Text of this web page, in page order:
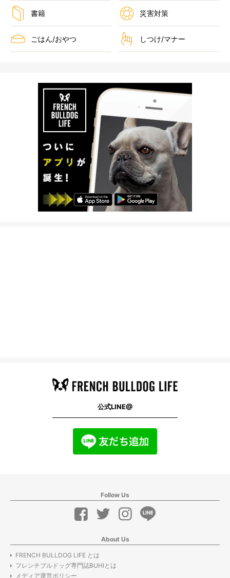
書籍 災害対策
ごはん/おやつ しつけ/マナー
公式LINE@
Follow Us
About Us
FRENCH BULLDOG LIFE とは
フレンチブルドッグ専門誌BUHIとは
メディア運営ポリシー